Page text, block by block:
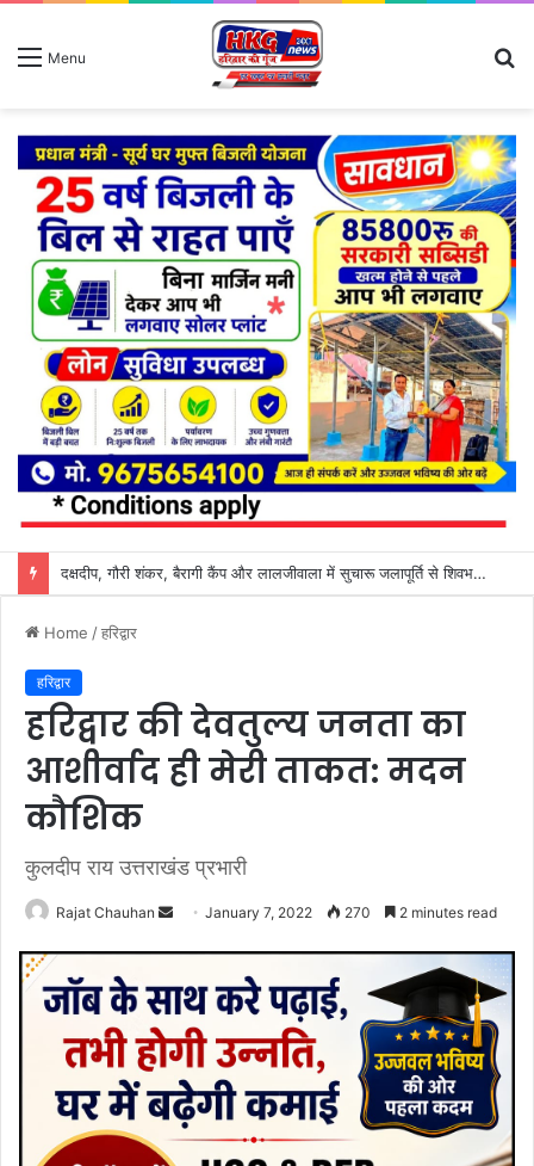
Menu
शिवभक्तों के स्वास्थ्य की सुरक्षा में जुटा स्वास्थ्य विभाग, 32 शिविरों में मिल रहा नि:शुल्क उपचार
Home /हरिद्वार
हरिद्वार
हरिद्वार की देवतुल्य जनता का
आशीर्वाद ही मेरी ताकत: मदन
कौशिक
कुलदीप राय उत्तराखंड प्रभारी
Rajat Chauhan
Send January 7, 2022 270 2 minutes read